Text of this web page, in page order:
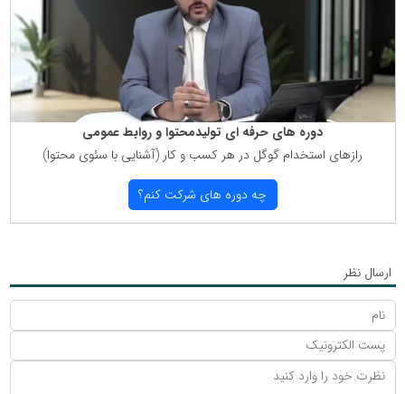
دوره های حرفه ای تولیدمحتوا و روابط عمومی
رازهای استخدام گوگل در هر كسب و كار (آشنایی با سئوی محتوا)
چه دوره های شركت كنم؟
ارسال نظر